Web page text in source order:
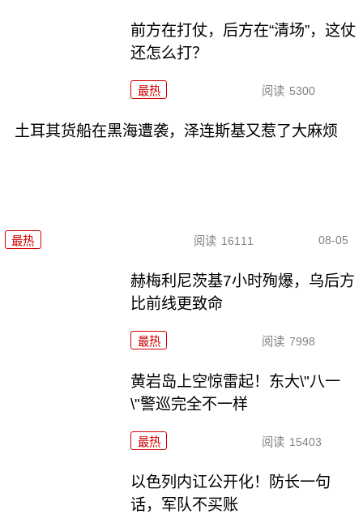
前方在打仗，后方在“清场”，这仗
还怎么打？
最热 阅读 5300
土耳其货船在黑海遭袭，泽连斯基又惹了大麻烦
最热 阅读 16111 08-05
赫梅利尼茨基7小时殉爆，乌后方
比前线更致命
最热 阅读 7998
黄岩岛上空惊雷起！东大\"八一
\"警巡完全不一样
最热 阅读 15403
以色列内讧公开化！防长一句
话，军队不买账